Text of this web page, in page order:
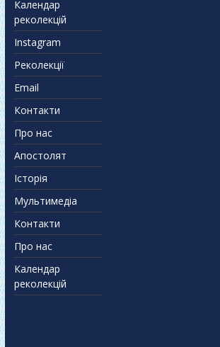
Календар
реколекцій
Instagram
Реколекції
Email
Контакти
Про нас
Апостолят
Історія
Мультимедіа
Контакти
Про нас
Календар
реколекцій